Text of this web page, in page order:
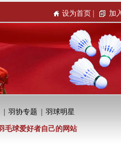
设为首页 加
| 羽协专题
羽球明星
毛球爱好者自己的网站